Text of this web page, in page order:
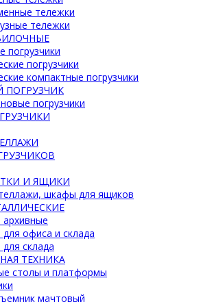
тележки
тележки
погрузчики
погрузчики
компактные погрузчики
ПОГРУЗЧИК
погрузчики
И ЯЩИКИ
шкафы для ящиков
офиса и склада
склада
ТЕХНИКА
столы и платформы
мачтовый